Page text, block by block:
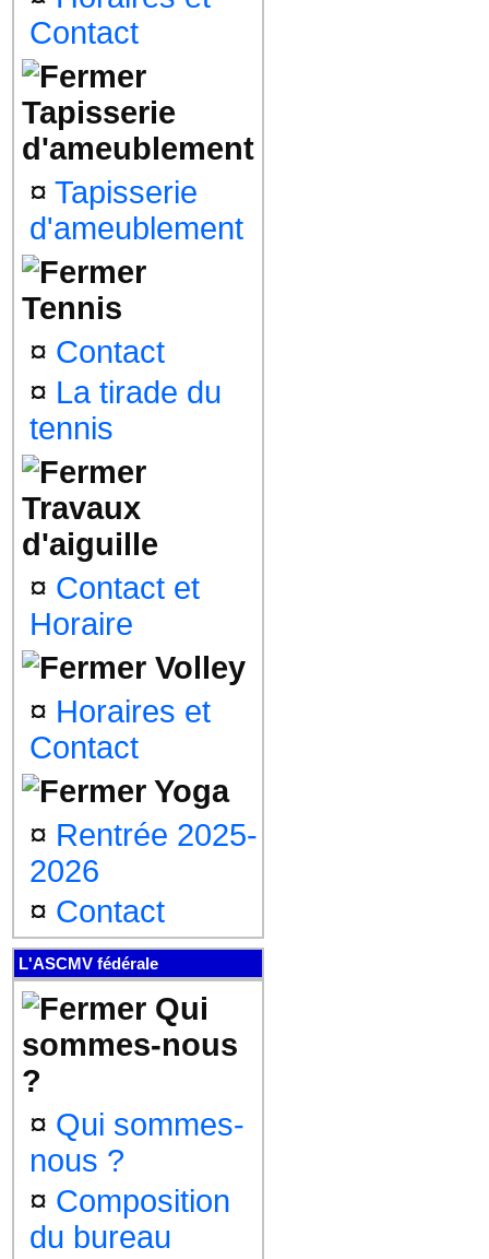
Contact
Tapisserie
d'ameublement
¤ Tapisserie
d'ameublement
Tennis
¤ Contact
¤ La tirade du
tennis
Travaux
d'aiguille
¤ Contact et
Horaire
Volley
¤ Horaires et
Contact
Yoga
¤ Rentrée 2025-
2026
¤ Contact
L'ASCMV fédérale
Qui
sommes-nous
?
¤ Qui sommes-
nous ?
¤ Composition
du bureau